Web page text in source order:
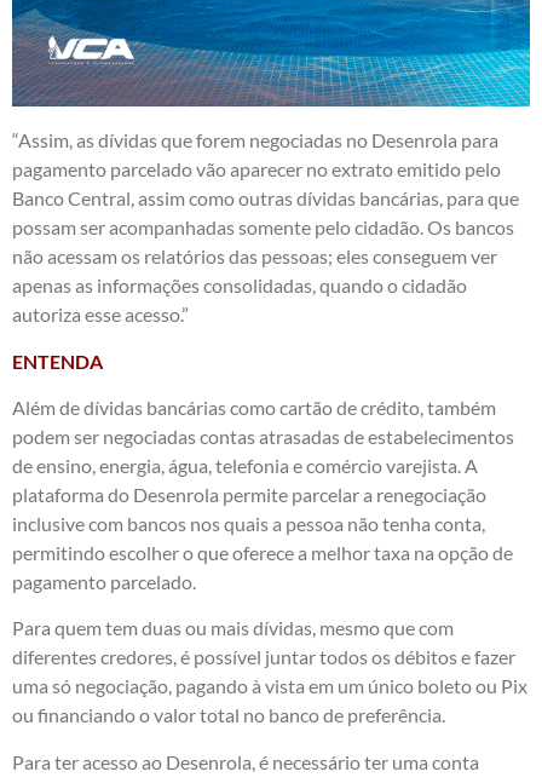
“Assim, as dívidas que forem negociadas no Desenrola para
pagamento parcelado vão aparecer no extrato emitido pelo
Banco Central, assim como outras dívidas bancárias, para que
possam ser acompanhadas somente pelo cidadão. Os bancos
não acessam os relatórios das pessoas; eles conseguem ver
apenas as informações consolidadas, quando o cidadão
autoriza esse acesso.”
ENTENDA
Além de dívidas bancárias como cartão de crédito, também
podem ser negociadas contas atrasadas de estabelecimentos
de ensino, energia, água, telefonia e comércio varejista. A
plataforma do Desenrola permite parcelar a renegociação
inclusive com bancos nos quais a pessoa não tenha conta,
permitindo escolher o que oferece a melhor taxa na opção de
pagamento parcelado.
Para quem tem duas ou mais dívidas, mesmo que com
diferentes credores, é possível juntar todos os débitos e fazer
uma só negociação, pagando à vista em um único boleto ou Pix
ou financiando o valor total no banco de preferência.
Para ter acesso ao Desenrola, é necessário ter uma conta